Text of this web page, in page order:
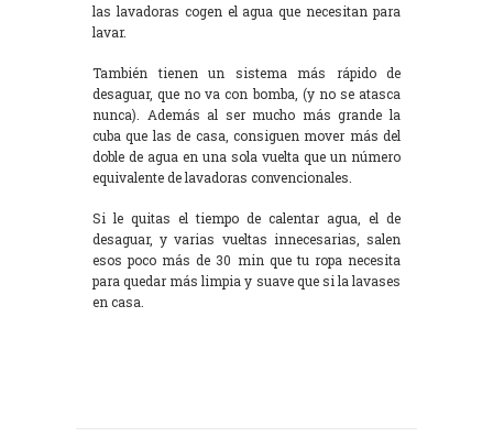
las lavadoras cogen el agua que necesitan para
lavar.
También tienen un sistema más rápido de
desaguar, que no va con bomba, (y no se atasca
nunca). Además al ser mucho más grande la
cuba que las de casa, consiguen mover más del
doble de agua en una sola vuelta que un número
equivalente de lavadoras convencionales.
Si le quitas el tiempo de calentar agua, el de
desaguar, y varias vueltas innecesarias, salen
esos poco más de 30 min que tu ropa necesita
para quedar más limpia y suave que si la lavases
en casa.